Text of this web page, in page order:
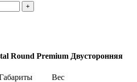
Round Premium Двусторонняя
Вес